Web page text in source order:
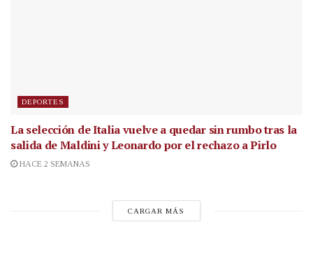
DEPORTES
La selección de Italia vuelve a quedar sin rumbo tras la
salida de Maldini y Leonardo por el rechazo a Pirlo
HACE 2 SEMANAS
CARGAR MÁS